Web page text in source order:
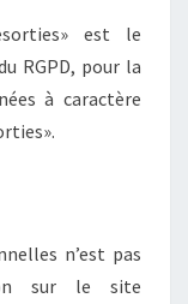
est le
RGPD, pour la
à caractère
n’est pas
sur le site